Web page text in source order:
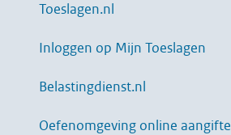
Toeslagen.nl
Inloggen op Mijn Toeslagen
Belastingdienst.nl
Oefenomgeving online aangifte